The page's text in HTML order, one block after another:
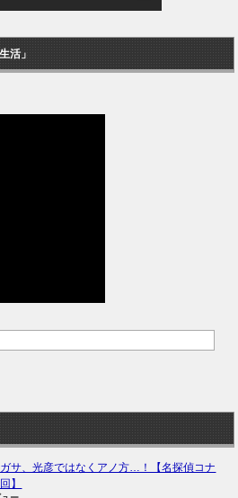
活」
サ、光彦ではなくアノ方…！【名探偵コナ
】